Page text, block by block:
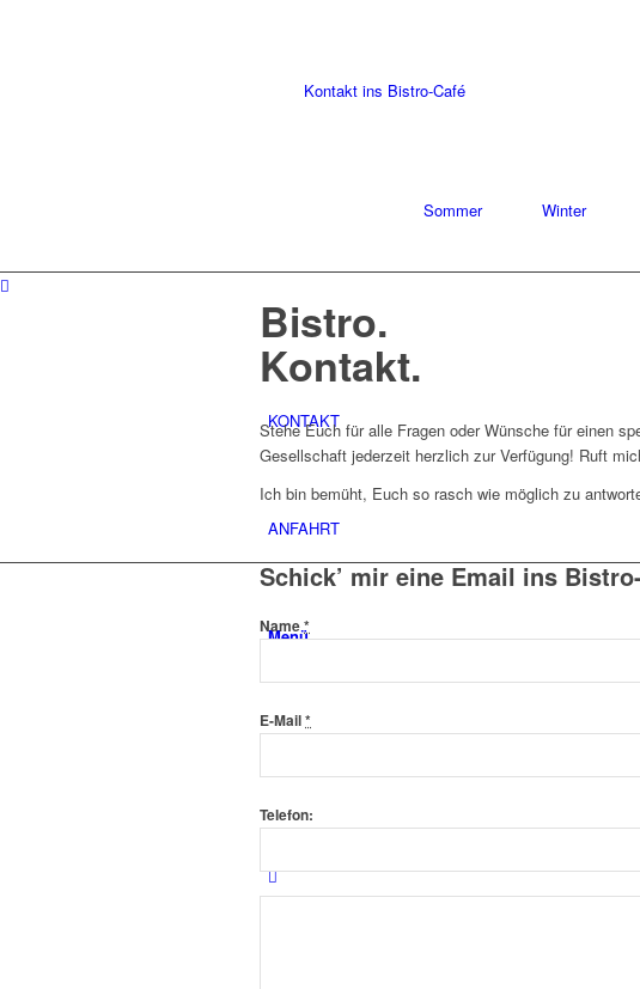
Kontakt ins Bistro-Café
Sommer Winter
KONTAKT
ANFAHRT
Menü
Bistro.
Kontakt.
Stehe Euch für alle Fragen oder Wünsche für einen
Gesellschaft jederzeit herzlich zur Verfügung! Ruft
Ich bin bemüht, Euch so rasch wie möglich zu
Schick’ mir eine Email ins
Name*
E-Mail*
Telefon: